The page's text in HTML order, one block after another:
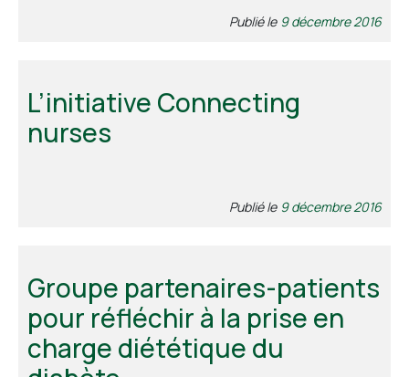
Publié le 9 décembre 2016
L’initiative Connecting
nurses
Publié le 9 décembre 2016
Groupe partenaires-patients
pour réfléchir à la prise en
charge diététique du